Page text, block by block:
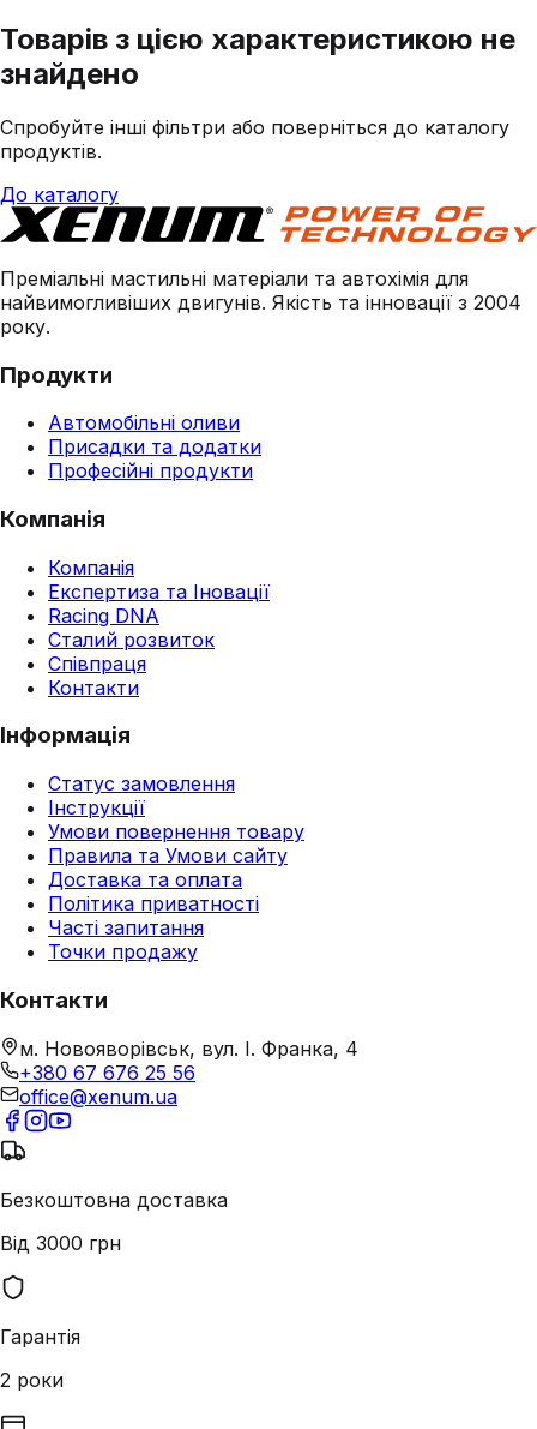
Товарів з цією характеристикою не
знайдено
Спробуйте інші фільтри або поверніться до каталогу
продуктів.
До каталогу
Преміальні мастильні матеріали та автохімія для
найвимогливіших двигунів. Якість та інновації з 2004
року.
Продукти
Автомобільні оливи
Присадки та додатки
Професійні продукти
Компанія
Компанія
Експертиза та Іновації
Racing DNA
Сталий розвиток
Співпраця
Контакти
Інформація
Статус замовлення
Інструкції
Умови повернення товару
Правила та Умови сайту
Доставка та оплата
Політика приватності
Часті запитання
Точки продажу
Контакти
м. Новояворівськ, вул. І. Франка, 4
+380 67 676 25 56
office@xenum.ua
Безкоштовна доставка
Від 3000 грн
Гарантія
2 роки